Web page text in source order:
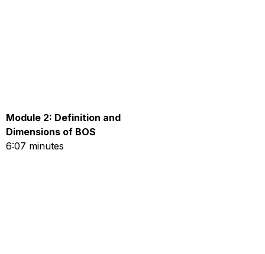
Module 2: Definition and
Dimensions of BOS
6:07 minutes